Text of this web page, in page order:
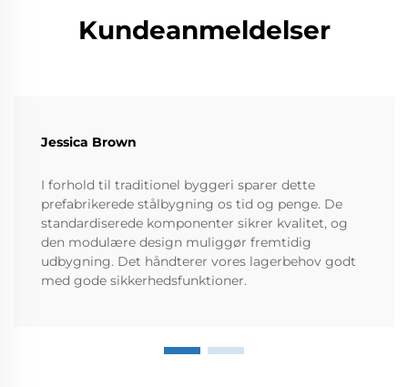
Kundeanmeldelser
Jessica Brown
I forhold til traditionel byggeri sparer dette
prefabrikerede stålbygning os tid og penge. De
standardiserede komponenter sikrer kvalitet, og
den modulære design muliggør fremtidig
udbygning. Det håndterer vores lagerbehov godt
med gode sikkerhedsfunktioner.